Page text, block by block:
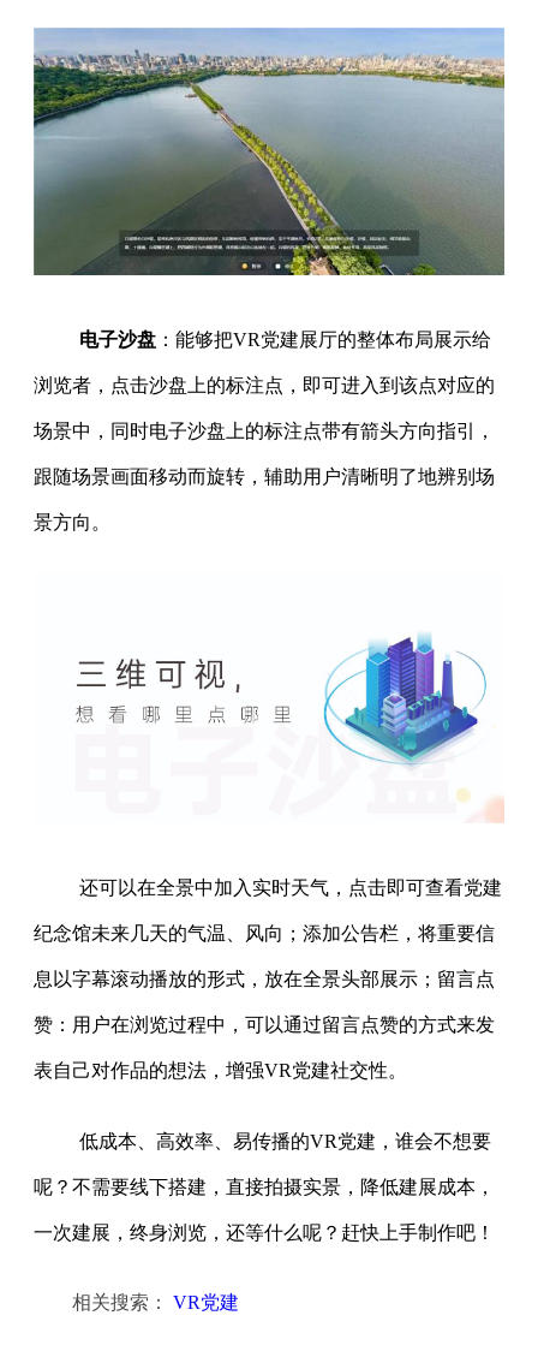
电子沙盘：能够把VR党建展厅的整体布局展示给
浏览者，点击沙盘上的标注点，即可进入到该点对应的
场景中，同时电子沙盘上的标注点带有箭头方向指引，
跟随场景画面移动而旋转，辅助用户清晰明了地辨别场
景方向。
还可以在全景中加入实时天气，点击即可查看党建
纪念馆未来几天的气温、风向；添加公告栏，将重要信
息以字幕滚动播放的形式，放在全景头部展示；留言点
赞：用户在浏览过程中，可以通过留言点赞的方式来发
表自己对作品的想法，增强VR党建社交性。
低成本、高效率、易传播的VR党建，谁会不想要
呢？不需要线下搭建，直接拍摄实景，降低建展成本，
一次建展，终身浏览，还等什么呢？赶快上手制作吧！
相关搜索： VR党建